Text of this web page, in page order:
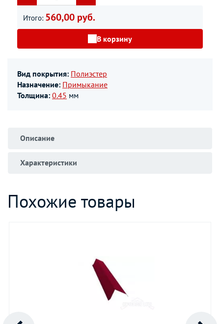
Итого: 560,00 руб.
В корзину
Вид покрытия: Полиэстер
Назначение: Примыкание
Толщина: 0.45 мм
Описание
Характеристики
Похожие товары